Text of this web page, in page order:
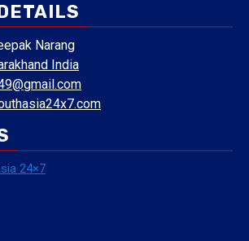
Narang
India
24×7